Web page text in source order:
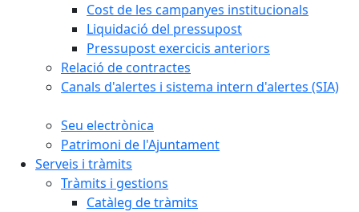
Cost de les campanyes institucionals
Liquidació del pressupost
Pressupost exercicis anteriors
Relació de contractes
Canals d'alertes i sistema intern d'alertes (SIA)
Seu electrònica
Patrimoni de l'Ajuntament
Serveis i tràmits
Tràmits i gestions
Catàleg de tràmits